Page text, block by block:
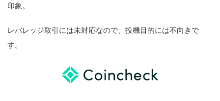
印象。
レバレッジ取引には未対応なので、投機目的には不向きで
す。